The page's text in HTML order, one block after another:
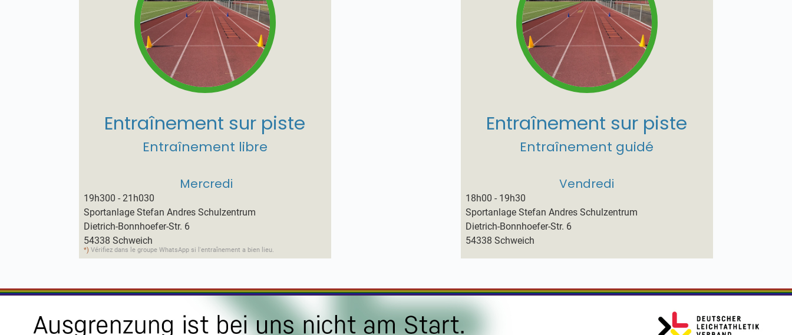
Entraînement sur piste
Entraînement libre
Mercredi
19h300 - 21h030
Sportanlage Stefan Andres Schulzentrum
Dietrich-Bonnhoefer-Str. 6
54338 Schweich
*) Vérifiez dans le groupe WhatsApp si l'entraînement a bien lieu.
Entraînement sur piste
Entraînement guidé
Vendredi
18h00 - 19h30
Sportanlage Stefan Andres Schulzentrum
Dietrich-Bonnhoefer-Str. 6
54338 Schweich